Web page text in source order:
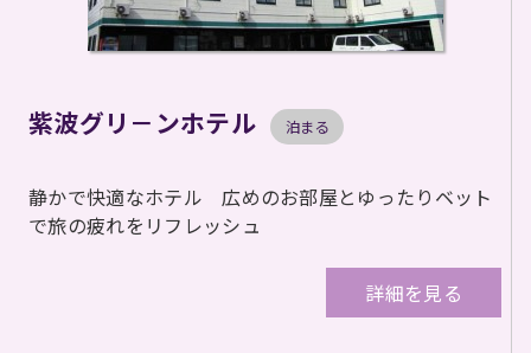
紫波グリ－ンホテル 泊まる
静かで快適なホテル 広めのお部屋とゆったりベット
で旅の疲れをリフレッシュ
詳細を見る